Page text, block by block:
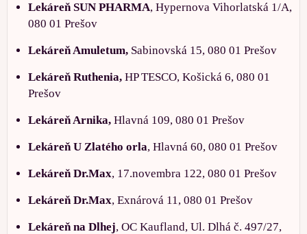
Lekáreň SUN PHARMA, Hypernova Vihorlatská 1/A,
080 01 Prešov
Lekáreň Amuletum, Sabinovská 15, 080 01 Prešov
Lekáreň Ruthenia, HP TESCO, Košická 6, 080 01
Prešov
Lekáreň Arnika, Hlavná 109, 080 01 Prešov
Lekáreň U Zlatého orla, Hlavná 60, 080 01 Prešov
Lekáreň Dr.Max, 17.novembra 122, 080 01 Prešov
Lekáreň Dr.Max, Exnárová 11, 080 01 Prešov
Lekáreň na Dlhej, OC Kaufland, Ul. Dlhá č. 497/27,